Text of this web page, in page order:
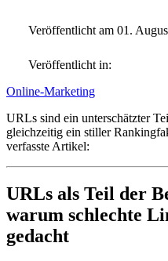
Veröffentlicht am 01.
Veröffentlicht in:
Online-Marketing
URLs sind ein unterschätzter
gleichzeitig ein stiller
verfasste Artikel:
URLs als Teil der
warum schlechte
gedacht